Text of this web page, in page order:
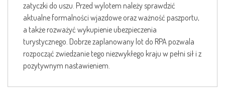
zatyczki do uszu. Przed wylotem należy sprawdzić
aktualne formalności wjazdowe oraz ważność paszportu,
a także rozważyć wykupienie ubezpieczenia
turystycznego. Dobrze zaplanowany lot do RPA pozwala
rozpocząć zwiedzanie tego niezwykłego kraju w pełni sił i z
pozytywnym nastawieniem.